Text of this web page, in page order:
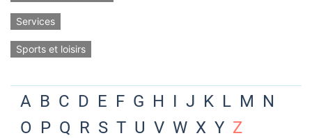
Services
Sports et loisirs
A B C D E F G H I J K L M N
O P Q R S T U V W X Y Z